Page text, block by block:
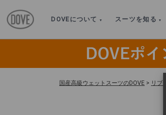
DOVEについて スーツを知る
国産高級ウェットスーツのDOVE > リブ